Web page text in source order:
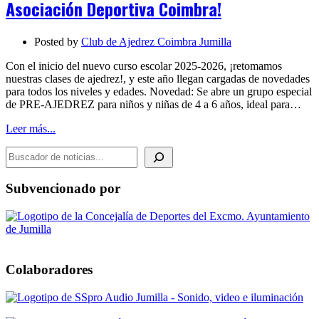
la
Deportiva
Coimbra!
Asociación Deportiva Coimbra!
Posted by Club de Ajedrez Coimbra Jumilla
Con el inicio del nuevo curso escolar 2025-2026, ¡retomamos
nuestras clases de ajedrez!, y este año llegan cargadas de novedades
para todos los niveles y edades. Novedad: Se abre un grupo especial
de PRE-AJEDREZ para niños y niñas de 4 a 6 años, ideal para…
Leer más...
BUSCADOR DE NOTICIAS
Subvencionado por
Colaboradores